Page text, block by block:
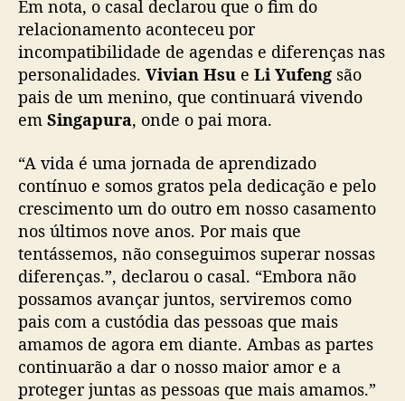
d
s
e
u
a
m
e
n
t
o
Em nota, o casal declarou que o fim do
relacionamento aconteceu por
incompatibilidade de agendas e diferenças nas
personalidades. Vivian Hsu e Li Yufeng são
pais de um menino, que continuará vivendo
em Singapura, onde o pai mora.
“A vida é uma jornada de aprendizado
contínuo e somos gratos pela dedicação e pelo
crescimento um do outro em nosso casamento
nos últimos nove anos. Por mais que
tentássemos, não conseguimos superar nossas
diferenças.”, declarou o casal. “Embora não
possamos avançar juntos, serviremos como
pais com a custódia das pessoas que mais
amamos de agora em diante. Ambas as partes
continuarão a dar o nosso maior amor e a
proteger juntas as pessoas que mais amamos.”